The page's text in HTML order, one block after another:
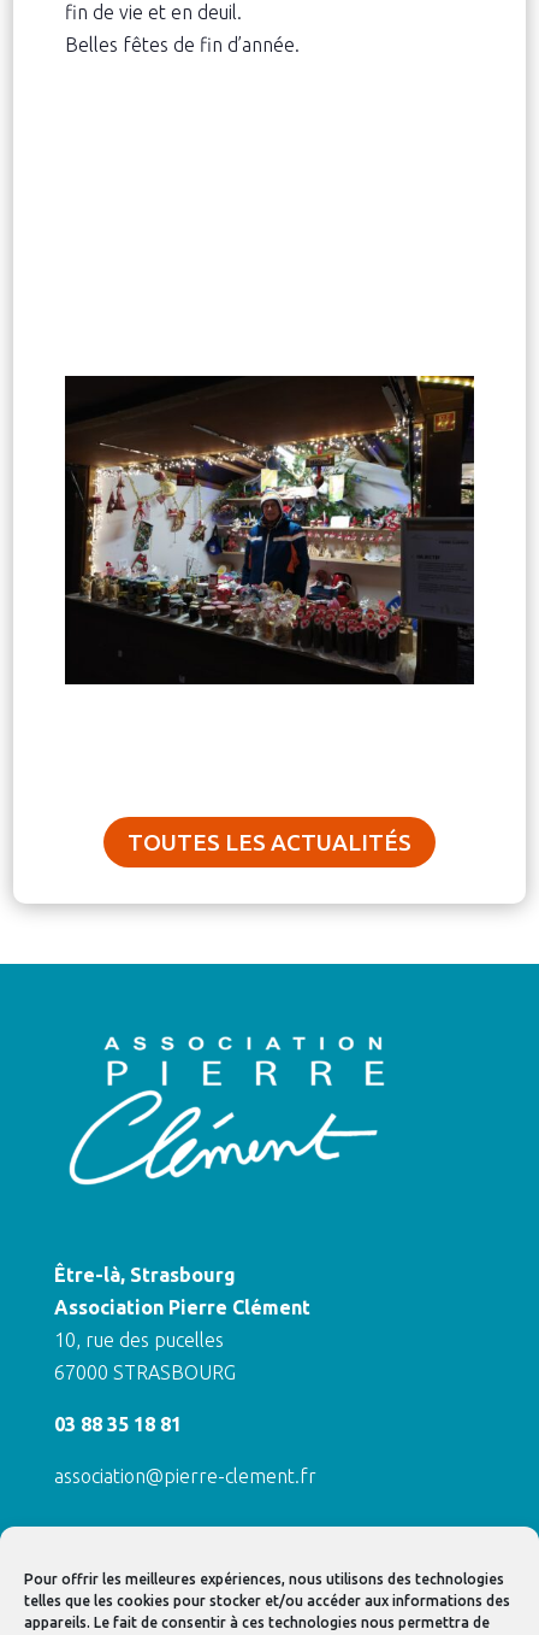
Pour offrir les meilleures expériences, nous utilisons des technologies
telles que les cookies pour stocker et/ou accéder aux informations des
appareils. Le fait de consentir à ces technologies nous permettra de
fin de vie et en deuil.
Belles fêtes de fin d’année.
TOUTES LES ACTUALITÉS
Être-là, Strasbourg
Association Pierre Clément
10, rue des pucelles
67000 STRASBOURG
03 88 35 18 81
association@pierre-clement.fr
CONTACT